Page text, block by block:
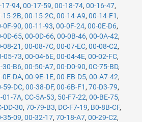
17-94, 00-17-59, 00-18-74, 00-16-47,
15-2B, 00-15-2C, 00-14-A9, 00-14-F1 ,
0F-90, 00-11-93, 00-0F-24, 00-0E-D6,
0D-65, 00-0D-66, 00-0B-46, 00-0A-42,
08-21 , 00-08-7C, 00-07-EC, 00-08-C2,
05-73, 00-04-6E, 00-04-4E, 00-02-FC,
30-B6, 00-50-A7, 00-D0-90, 0C-75-BD,
0E-DA, 00-9E-1E, 00-EB-D5, 00-A7-42,
59-DC, 00-38-DF, 00-6B-F1 , 70-D3-79,
01-7A, CC-5A-53, 50-F7-22, 00-BE-75,
DD-30, 70-79-B3, DC-F7-19, B0-8B-CF,
35-09, 00-32-17, 70-18-A7, 00-29-C2,